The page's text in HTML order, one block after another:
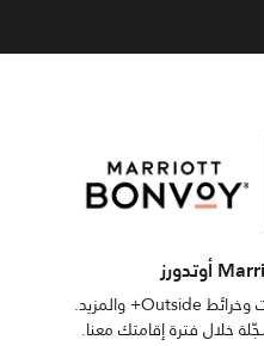
احصل على ميزة الدخول إلى مسارات وخرائط Outside+ والمزيد.
خلال فترة إقامتك معنا.